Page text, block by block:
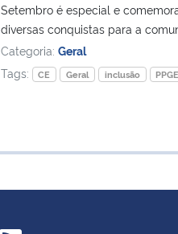
Setembro é especial e
diversas conquistas para a
Categoria: Geral
Tags:
CE Geral inclusão PPGE